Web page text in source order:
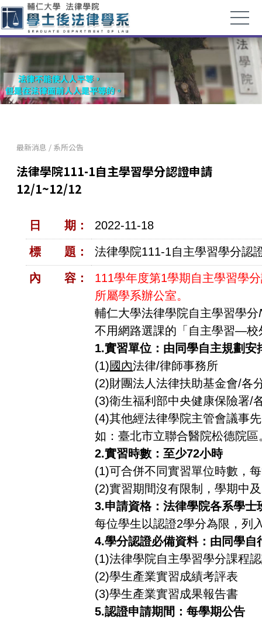
最新消息 / 系所公告
法律學院111-1自主學習學分認證申請
12/1~12/12
日 期： 2022-11-18
標 題： 法律學院111-1自主學習學分認
內 容：
111學年度第1學期自主學習學
所屬學系辦公室。
輔仁大學法律學院自主學習學分
不用網路選課的「自主學習—校
1.實習單位：由同學自主規劃安
(1)國內法律/律師事務所
(2)財團法人法律扶助基金會/各
(3)衛生福利部中央健康保險署/
(4)其他經法律學院主管會議事
如：臺北市立聯合醫院松德院區
2.實習時數：至少72小時
(1)可合併不同實習單位時數，
(2)實習期間沒有限制，學期中
3.申請資格：法律學院各系學士
每位學生以認證2學分為限，列
4.學分認證必備資料：由同學自
(1)法律學院自主學習學分課程
(2)學生產業實習成績考評表
(3)學生產業實習成果報告書
5.認證申請期間：每學期公告